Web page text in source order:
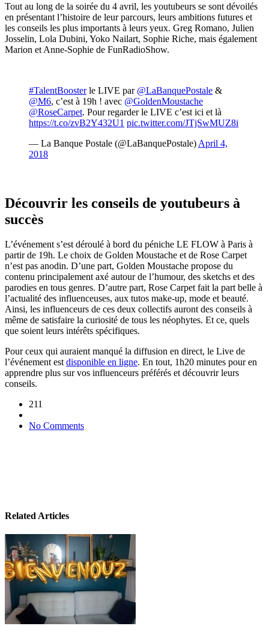
Tout au long de la soirée du 4 avril, les youtubeurs se sont dévoilés
en présentant l’histoire de leur parcours, leurs ambitions futures et
les conseils les plus importants à leurs yeux. Greg Romano, Julien
Josselin, Lola Dubini, Yoko Nailart, Sophie Riche, mais également
Marion et Anne-Sophie de FunRadioShow.
#TalentBoosterle LIVE par @LaBanquePostale &
@M6, c’est à 19h ! avec @GoldenMoustache
@RoseCarpet. Pour regarder le LIVE c’est ici et là
https://t.co/zvB2Y432U1 pic.twitter.com/JTjSwMUZ8i
— La Banque Postale (@LaBanquePostale) April 4,
2018
Découvrir les conseils de youtubeurs à
succès
L’événement s’est déroulé à bord du péniche LE FLOW à Paris à
partir de 19h. Le choix de Golden Moustache et de Rose Carpet
n’est pas anodin. D’une part, Golden Moustache propose du
contenu principalement axé autour de l’humour, des sketchs et des
parodies en tous genres. D’autre part, Rose Carpet fait la part belle à
l’actualité des influenceuses, aux tutos make-up, mode et beauté.
Ainsi, les influenceurs de ces deux collectifs auront des conseils à
même de satisfaire la curiosité de tous les néophytes. Et ce, quels
que soient leurs intérêts spécifiques.
Pour ceux qui auraient manqué la diffusion en direct, le Live de
l’événement estdisponible en ligne. En tout, 1h20 minutes pour en
apprendre plus sur vos influenceurs préférés et découvrir leurs
conseils.
211
No Comments
Related Articles